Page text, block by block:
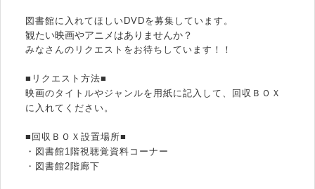
図書館に入れてほしいDVDを募集しています。
観たい映画やアニメはありませんか？
みなさんのリクエストをお待ちしています！！
■リクエスト方法■
映画のタイトルやジャンルを用紙に記入して、回収ＢＯＸ
に入れてください。
■回収ＢＯＸ設置場所■
・図書館1階視聴覚資料コーナー
・図書館2階廊下